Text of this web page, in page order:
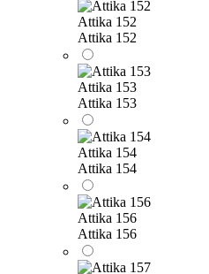
Attika 152
Attika 152
Attika 153
Attika 153
Attika 154
Attika 154
Attika 156
Attika 156